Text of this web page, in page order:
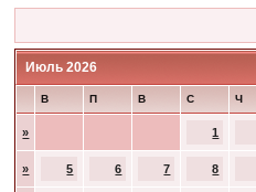
Июль 2026
В П В С Ч
» 1
» 5 6 7 8